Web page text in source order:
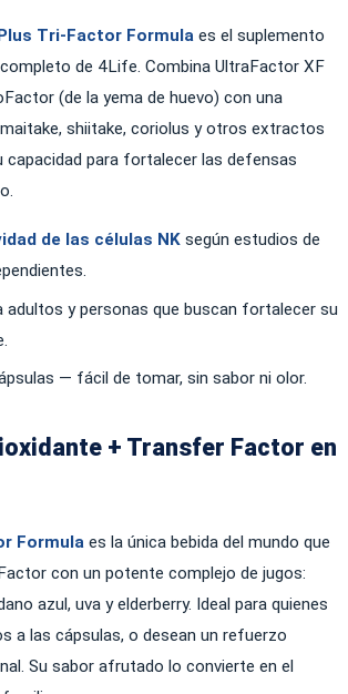
Tri-Factor Formula es el suplemento
de 4Life. Combina UltraFactor XF
(de la yema de huevo) con una
shiitake, coriolus y otros extractos
capacidad para fortalecer las defensas
de las células NK según estudios de
adultos y personas que buscan fortalecer su
— fácil de tomar, sin sabor ni olor.
+ Transfer Factor en
Formula es la única bebida del mundo que
con un potente complejo de jugos:
azul, uva y elderberry. Ideal para quienes
a las cápsulas, o desean un refuerzo
Su sabor afrutado lo convierte en el